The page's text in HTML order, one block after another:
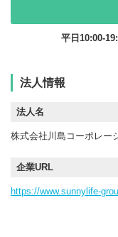
平日10:00-
法人情報
法人名
株式会社川島コーポレー
企業URL
https://www.sunnylife-